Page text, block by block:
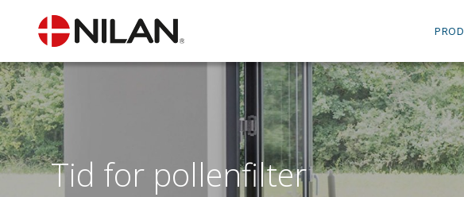
Tid for pollenfilter